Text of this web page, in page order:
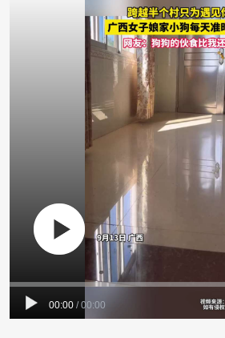
00:00 / 00:00